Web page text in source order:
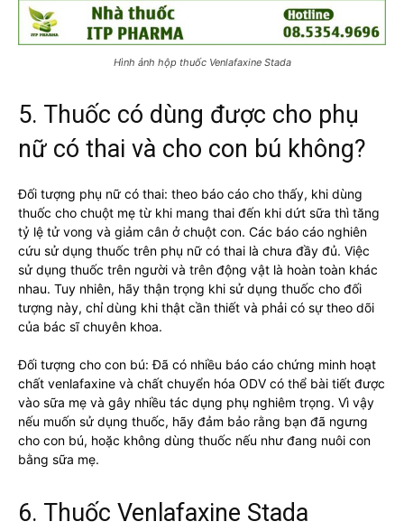
Hình ảnh hộp thuốc Venlafaxine Stada
5. Thuốc có dùng được cho phụ
nữ có thai và cho con bú không?
Đối tượng phụ nữ có thai: theo báo cáo cho thấy, khi dùng
thuốc cho chuột mẹ từ khi mang thai đến khi dứt sữa thì tăng
tỷ lệ tử vong và giảm cân ở chuột con. Các báo cáo nghiên
cứu sử dụng thuốc trên phụ nữ có thai là chưa đầy đủ. Việc
sử dụng thuốc trên người và trên động vật là hoàn toàn khác
nhau. Tuy nhiên, hãy thận trọng khi sử dụng thuốc cho đối
tượng này, chỉ dùng khi thật cần thiết và phải có sự theo dõi
của bác sĩ chuyên khoa.
Đối tượng cho con bú: Đã có nhiều báo cáo chứng minh hoạt
chất venlafaxine và chất chuyển hóa ODV có thể bài tiết được
vào sữa mẹ và gây nhiều tác dụng phụ nghiêm trọng. Vì vậy
nếu muốn sử dụng thuốc, hãy đảm bảo rằng bạn đã ngưng
cho con bú, hoặc không dùng thuốc nếu như đang nuôi con
bằng sữa mẹ.
6. Thuốc Venlafaxine Stada